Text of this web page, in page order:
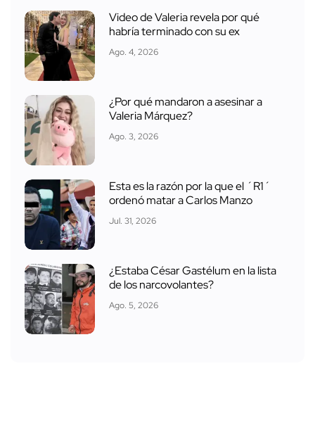
Video de Valeria revela por qué
habría terminado con su ex
Ago. 4, 2026
¿Por qué mandaron a asesinar a
Valeria Márquez?
Ago. 3, 2026
Esta es la razón por la que el ´R1´
ordenó matar a Carlos Manzo
Jul. 31, 2026
¿Estaba César Gastélum en la lista
de los narcovolantes?
Ago. 5, 2026